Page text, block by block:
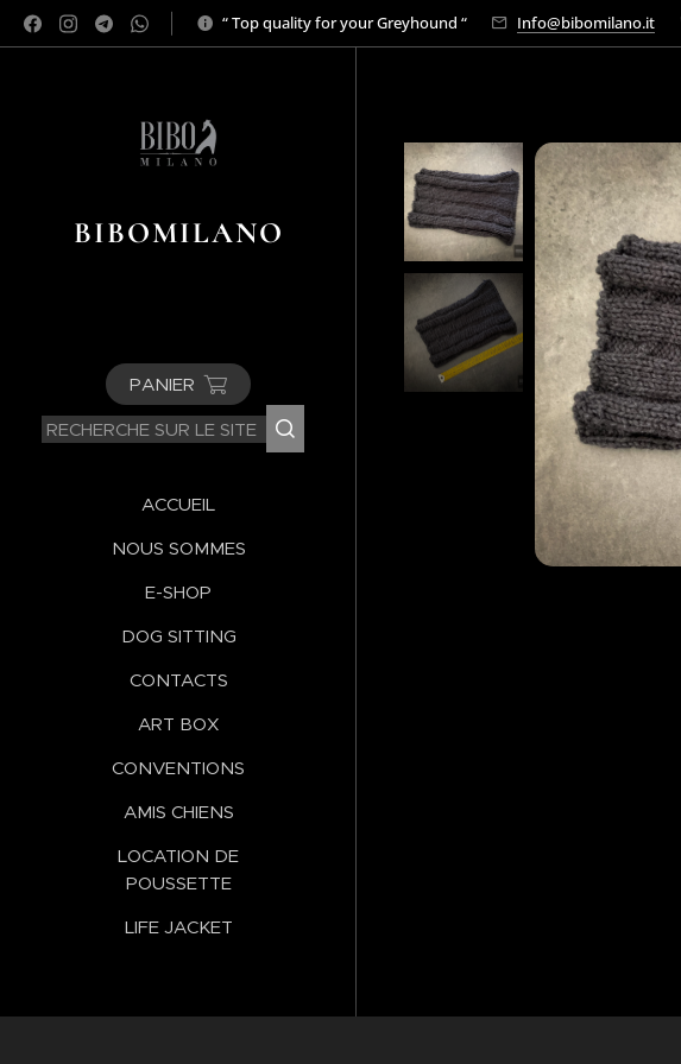
“ Top quality for your Greyhound “ Info@bibomilano.it
BIBOMILANO
PANIER
ACCUEIL
NOUS SOMMES
E-SHOP
DOG SITTING
CONTACTS
ART BOX
CONVENTIONS
AMIS CHIENS
LOCATION DE
POUSSETTE
LIFE JACKET